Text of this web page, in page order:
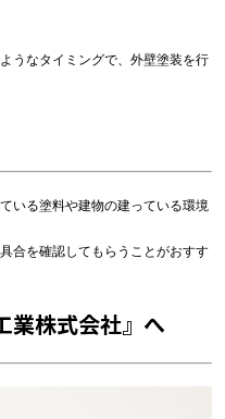
うなタイミングで、外壁塗装を行
いる塗料や建物の建っている環境
合を確認してもらうことがおすす
業株式会社』へ